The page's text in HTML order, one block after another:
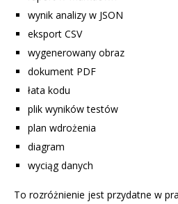
wynik analizy w JSON
eksport CSV
wygenerowany obraz
dokument PDF
łata kodu
plik wyników testów
plan wdrożenia
diagram
wyciąg danych
To rozróżnienie jest przydatne w